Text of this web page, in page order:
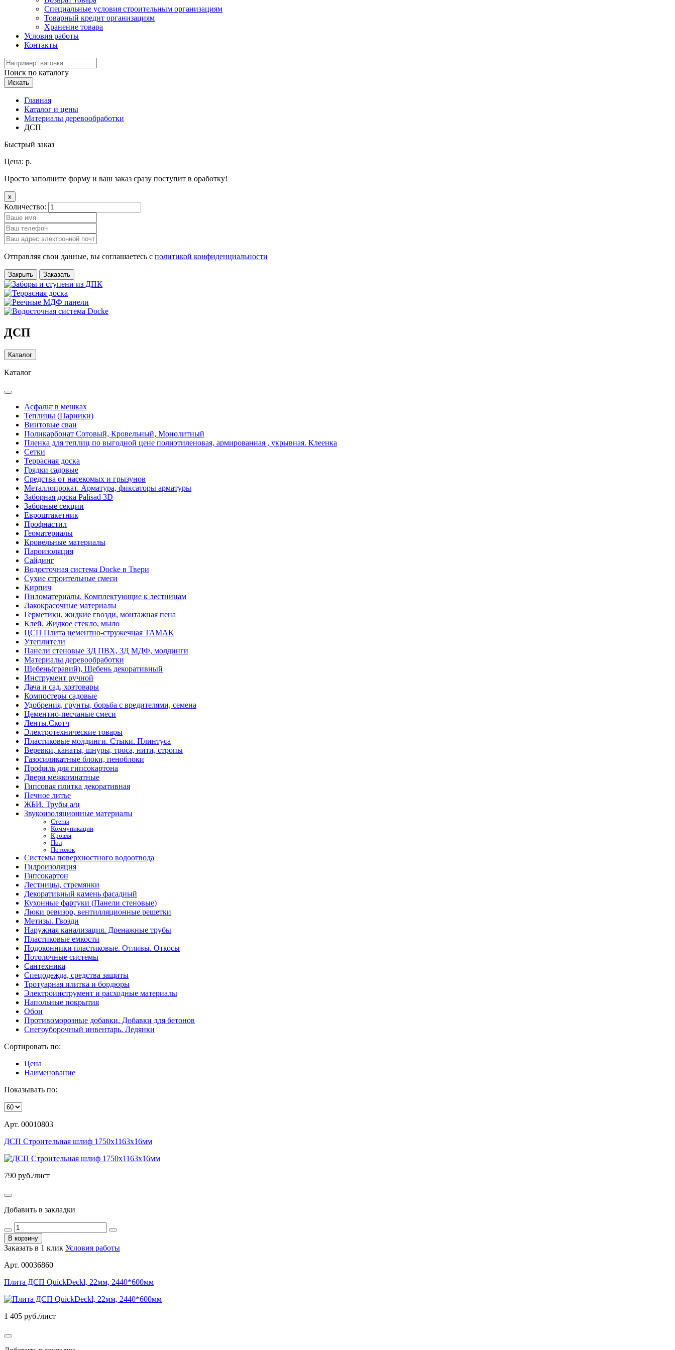
Специальные условия строительным организациям
Товарный кредит организациям
Хранение товара
Условия работы
Контакты
Поиск по каталогу
Искать
Главная
Каталог и цены
Материалы деревообработки
ДСП
Быстрый заказ
Цена: р.
Просто заполните форму и ваш заказ сразу поступит в оработку!
x
Количество:
Отправляя свои данные, вы соглашаетесь с политикой конфиденциальности
Закрыть Заказать
ДСП
Каталог
Каталог
Асфальт в мешках
Теплицы (Парники)
Винтовые сваи
Поликарбонат Сотовый, Кровельный, Монолитный
Пленка для теплиц по выгодной цене полиэтиленовая, армированная , укрывная. Клеенка
Сетки
Террасная доска
Грядки садовые
Средства от насекомых и грызунов
Металлопрокат. Арматура, фиксаторы арматуры
Заборная доска Palisad 3D
Заборные секции
Евроштакетник
Профнастил
Геоматериалы
Кровельные материалы
Пароизоляция
Сайдинг
Водосточная система Docke в Твери
Сухие строительные смеси
Кирпич
Пиломатериалы. Комплектующие к лестницам
Лакокрасочные материалы
Герметики, жидкие гвозди, монтажная пена
Клей. Жидкое стекло, мыло
ЦСП Плита цементно-стружечная ТАМАК
Утеплители
Панели стеновые 3Д ПВХ, 3Д МДФ, молдинги
Материалы деревообработки
Щебень(гравий), Щебень декоративный
Инструмент ручной
Дача и сад, хозтовары
Компостеры садовые
Удобрения, грунты, борьба с вредителями, семена
Цементно-песчаные смеси
Ленты.Скотч
Электротехнические товары
Пластиковые молдинги. Стыки. Плинтуса
Веревки, канаты, шнуры, троса, нити, стропы
Газосиликатные блоки, пеноблоки
Профиль для гипсокартона
Двери межкомнатные
Гипсовая плитка декоративная
Печное литье
ЖБИ. Трубы а/ц
Звукоизоляционные материалы
Стены
Коммуникации
Кровля
Пол
Потолок
Системы поверхностного водоотвода
Гидроизоляция
Гипсокартон
Лестницы, стремянки
Декоративный камень фасадный
Кухонные фартуки (Панели стеновые)
Люки ревизор, вентилляционные решетки
Метизы. Гвозди
Наружная канализация. Дренажные трубы
Пластиковые емкости
Подоконники пластиковые. Отливы. Откосы
Потолочные системы
Сантехника
Спецодежда, средства защиты
Тротуарная плитка и бордюры
Электроинструмент и расходные материалы
Напольные покрытия
Обои
Противоморозные добавки. Добавки для бетонов
Снегоуборочный инвентарь. Ледянки
Сортировать по:
Цена
Наименование
Показывать по:
Арт. 00010803
ДСП Строительная шлиф 1750х1163х16мм
790 руб./лист
Добавить в закладки
В корзину
Заказать в 1 клик Условия работы
Арт. 00036860
Плита ДСП QuickDeckl, 22мм, 2440*600мм
1 405 руб./лист